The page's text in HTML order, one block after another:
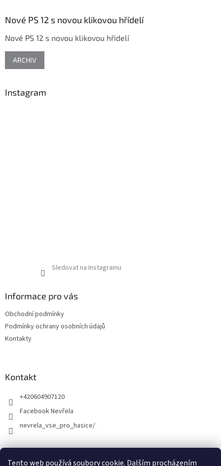
Tento web používá soubory cookie. Dalším procházením
Nové PS 12 s novou klikovou hřídelí
Nové PS 12 s novou klikovou hřidelí
ARCHIV
Instagram
Sledovat na Instagramu
Informace pro vás
Obchodní podmínky
Podmínky ochrany osobních údajů
Kontakty
Kontakt
+420604907120
Facebook Nevřela
nevrela_vse_pro_hasice/